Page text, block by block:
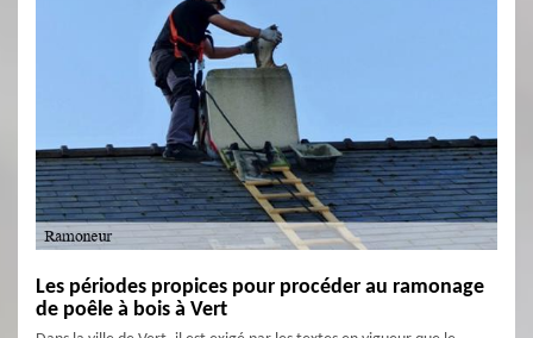
Les périodes propices pour procéder au ramonage
de poêle à bois à Vert